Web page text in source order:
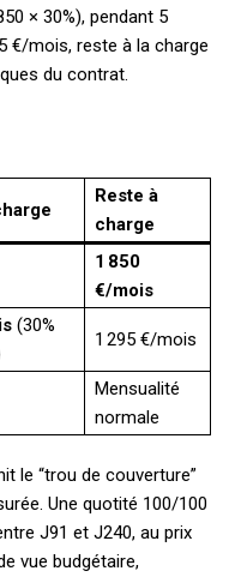
× 30%), pendant 5
€/mois, reste à la charge
du contrat.
Reste à
charge
1 850
€/mois
(30%
1 295 €/mois
Mensualité
normale
le “trou de couverture”
Une quotité 100/100
J91 et J240, au prix
vue budgétaire,